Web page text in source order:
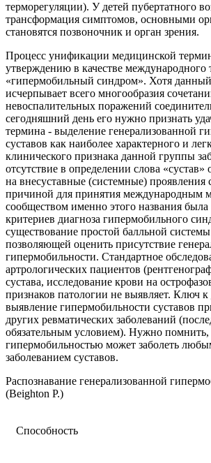
терморегуляции). У детей пубертатного
трансформация симптомов, основными
становятся позвоночник и орган зрения.
Процесс унификации медицинской
утверждению в качестве международного
«гипермобильный синдром». Хотя
исчерпывает всего многообразия
невоспалительных поражений
сегодняшний день его нужно признать
термина - выделение генерализованной
суставов как наиболее характерного и
клинического признака данной группы
отсутствие в определении слова «сустав»
на внесуставные (системные)
причиной для принятия международным
сообществом именно этого названия была
критериев диагноза гипермобильного
существование простой балльной
позволяющей оценить присутствие
гипермобильности. Стандартное
артрологических пациентов
сустава, исследование крови на
признаков патологии не выявляет. Ключ к
выявление гипермобильности суставов
других ревматических заболеваний
обязательным условием). Нужно помнить,
гипермобильностью может заболеть
заболеванием суставов.
Распознавание генерализованной
(Beighton P.)
Способность